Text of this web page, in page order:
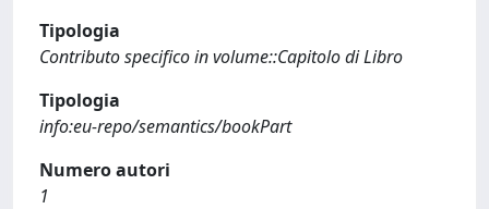
Tipologia
Contributo specifico in volume::Capitolo di Libro
Tipologia
info:eu-repo/semantics/bookPart
Numero autori
1